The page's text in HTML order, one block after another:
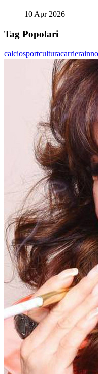
10 Apr 2026
Tag Popolari
calciosportculturacarriera